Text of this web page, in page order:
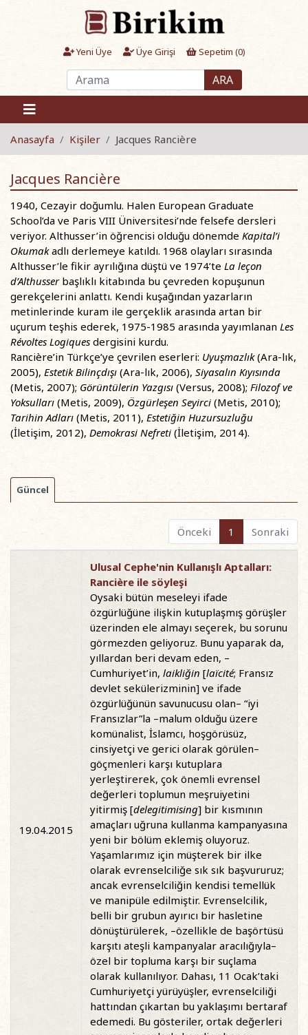
Yeni Üye Üye Girişi Sepetim (0)
ARA
Anasayfa Kişiler Jacques Rancière
Jacques Rancière
1940, Cezayir doğumlu. Halen European Graduate
School’da ve Paris VIII Üniversitesi’nde felsefe dersleri
veriyor. Althusser’in öğrencisi olduğu dönemde Kapital’i
Okumakadlı derlemeye katıldı. 1968 olayları sırasında
Althusser’le fikir ayrılığına düştü ve 1974’te La leçon
d’Althusserbaşlıklı kitabında bu çevreden kopuşunun
gerekçelerini anlattı. Kendi kuşağından yazarların
metinlerinde kuram ile gerçeklik arasında artan bir
uçurum teşhis ederek, 1975-1985 arasında yayımlanan Les
Révoltes Logiques dergisini kurdu.
Rancière’in Türkçe’ye çevrilen eserleri: Uyuşmazlık(Ara-lık,
2005), Estetik Bilinçdışı (Ara-lık, 2006), Siyasalın Kıyısında
(Metis, 2007); Görüntülerin Yazgısı (Versus, 2008); Filozof ve
Yoksulları (Metis, 2009), Özgürleşen Seyirci (Metis, 2010);
Tarihin Adları (Metis, 2011), Estetiğin Huzursuzluğu
(İletişim, 2012), Demokrasi Nefreti (İletişim, 2014).
Güncel
Önceki 1 Sonraki
19.04.2015
Ulusal Cephe'nin Kullanışlı Aptalları:
Rancière ile söyleşi
Oysaki bütün meseleyi ifade
özgürlüğüne ilişkin kutuplaşmış görüşler
üzerinden ele almayı seçerek, bu sorunu
görmezden geliyoruz. Bunu yaparak da,
yıllardan beri devam eden, –
Cumhuriyet’in, laikliğin [laïcité; Fransız
devlet sekülerizminin] ve ifade
özgürlüğünün savunucusu olan– “iyi
Fransızlar”la –malum olduğu üzere
komünalist, İslamcı, hoşgörüsüz,
cinsiyetçi ve gerici olarak görülen–
göçmenleri karşı kutuplara
yerleştirerek, çok önemli evrensel
değerleri toplumun meşruiyetini
yitirmiş [delegitimising] bir kısmının
amaçları uğruna kullanma kampanyasına
yeni bir bölüm eklemiş oluyoruz.
Yaşamlarımız için müşterek bir ilke
olarak evrenselciliğe sık sık başvururuz;
ancak evrenselciliğin kendisi temellük
ve manipüle edilmiştir. Evrenselcilik,
belli bir grubun ayırıcı bir hasletine
dönüştürülerek, –özellikle de başörtüsü
karşıtı ateşli kampanyalar aracılığıyla–
özel bir topluma karşı bir suçlama
olarak kullanılıyor. Dahası, 11 Ocak’taki
Cumhuriyetçi yürüyüşler, evrenselciliği
hattından çıkartan bu yaklaşımı bertaraf
edemedi. Bu gösteriler, ortak değerleri